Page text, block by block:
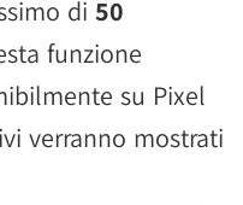
di 50
funzione
su Pixel
verranno mostrati